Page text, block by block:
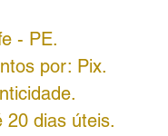
- PE.
por: Pix.
20 dias úteis.